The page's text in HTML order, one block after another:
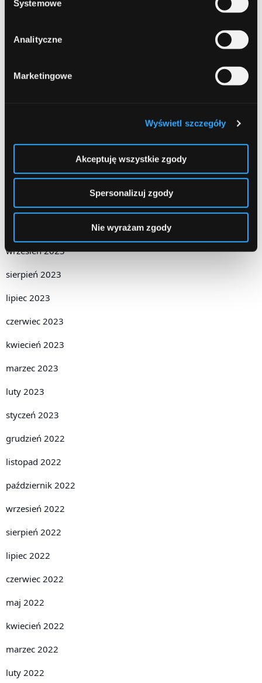
Systemowe
Analityczne
Marketingowe
Wyświetl szczegóły
Akceptuję wszystkie zgody
Spersonalizuj zgody
Nie wyrażam zgody
sierpień 2024
grudzień 2023
listopad 2023
wrzesień 2023
sierpień 2023
lipiec 2023
czerwiec 2023
kwiecień 2023
marzec 2023
luty 2023
styczeń 2023
grudzień 2022
listopad 2022
październik 2022
wrzesień 2022
sierpień 2022
lipiec 2022
czerwiec 2022
maj 2022
kwiecień 2022
marzec 2022
luty 2022